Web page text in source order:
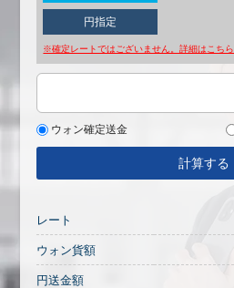
円指定
※確定レートではございません。詳細は こちら
ウォン確定送金
計算する
レート
ウォン貨額
円送金額